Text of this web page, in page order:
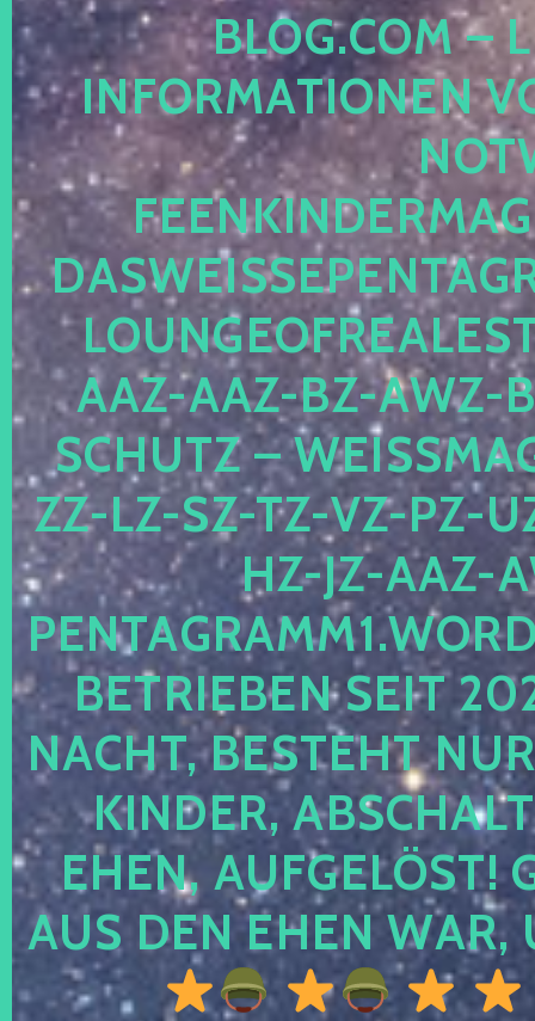
LOG.COM –
NFORMATIONEN
AZ-AAZ-BZ-AWZ-
CHUTZ –
-LZ-SZ-TZ-VZ-PZ-UZ-
-JZ-AAZ-
TRIEBEN SEIT 2024
CHT, BESTEHT NUR
NDER,
EN, AUFGELÖST!
S DEN EHEN WAR,